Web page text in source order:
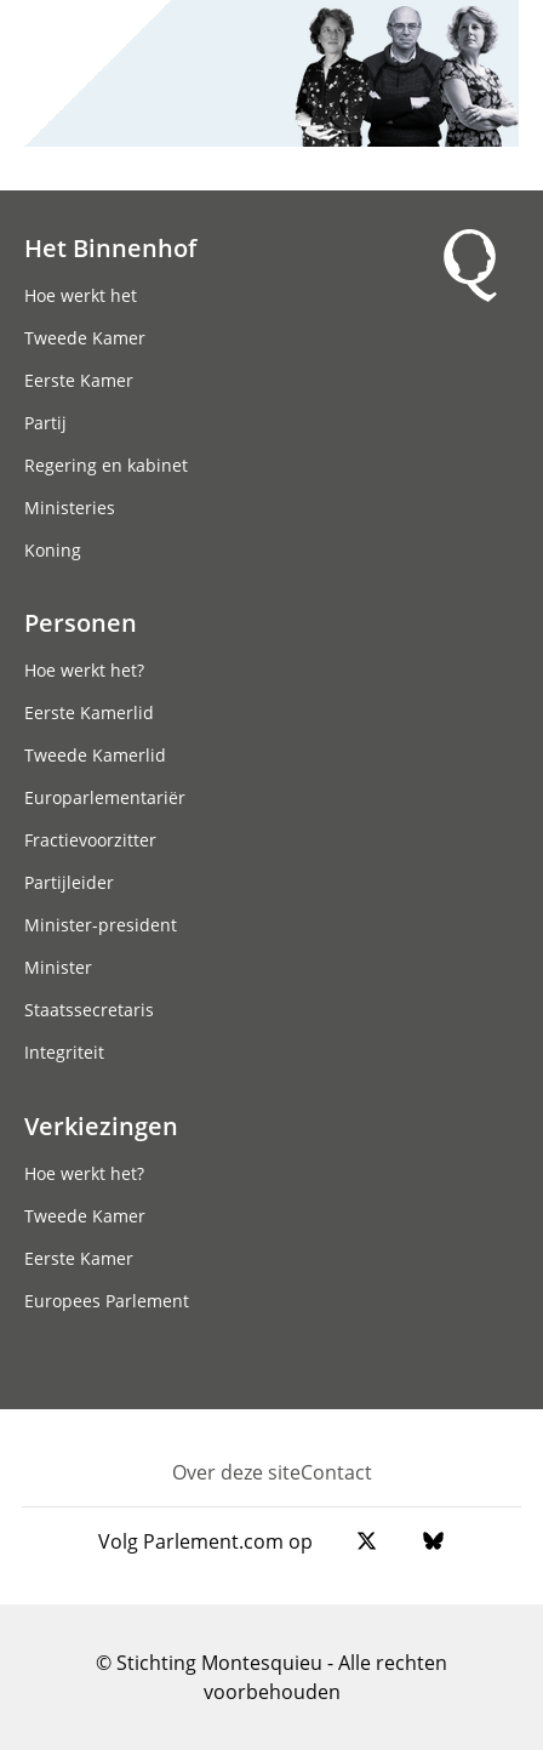
Het Binnenhof
Hoe werkt het
Tweede Kamer
Eerste Kamer
Partij
Regering en kabinet
Ministeries
Koning
Personen
Hoe werkt het?
Eerste Kamerlid
Tweede Kamerlid
Europarlementariër
Fractievoorzitter
Partijleider
Minister-president
Minister
Staatssecretaris
Integriteit
Verkiezingen
Hoe werkt het?
Tweede Kamer
Eerste Kamer
Europees Parlement
Footer
Over deze siteContact
Volg Parlement.com op
© Stichting Montesquieu - Alle rechten
voorbehouden